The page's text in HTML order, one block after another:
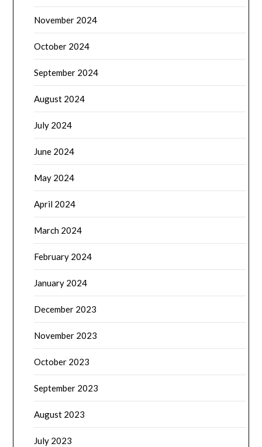
November 2024
October 2024
September 2024
August 2024
July 2024
June 2024
May 2024
April 2024
March 2024
February 2024
January 2024
December 2023
November 2023
October 2023
September 2023
August 2023
July 2023